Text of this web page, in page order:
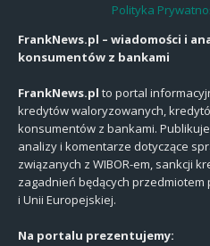
Polityka
FrankNews.pl – wiadomości i
konsumentów z bankami
FrankNews.pl to portal
kredytów waloryzowanych,
konsumentów z bankami.
analizy i komentarze dotyczące
związanych z WIBOR-em, sankcji
zagadnień będących
i Unii Europejskiej.
Na portalu prezentujemy: